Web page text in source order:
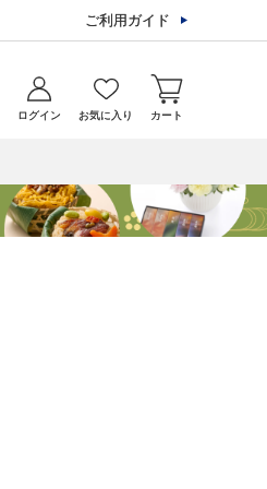
ご利用ガイド
ログイン お気に入り カート